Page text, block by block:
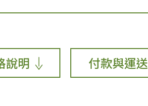
說明 付款與運送